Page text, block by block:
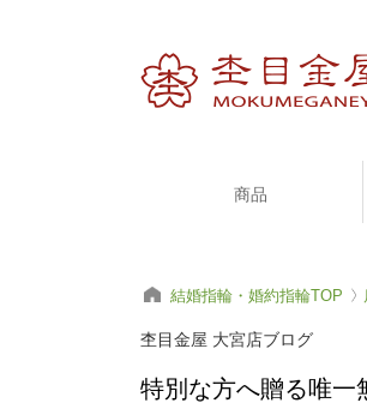
商品
結婚指輪・婚約指輪TOP
杢目金屋 大宮店ブログ
特別な方へ贈る唯一